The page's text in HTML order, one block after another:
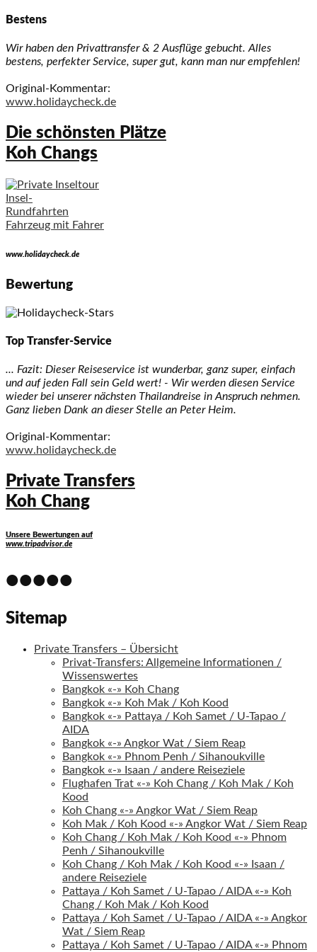
Bestens
Wir haben den Privattransfer & 2 Ausflüge gebucht. Alles
bestens, perfekter Service, super gut, kann man nur empfehlen!
Original-Kommentar:
www.holidaycheck.de
Die schönsten Plätze
Koh Changs
Insel-
Rundfahrten
Fahrzeug mit Fahrer
www.holidaycheck.de
Bewertung
Top Transfer-Service
... Fazit: Dieser Reiseservice ist wunderbar, ganz super, einfach
und auf jeden Fall sein Geld wert! - Wir werden diesen Service
wieder bei unserer nächsten Thailandreise in Anspruch nehmen.
Ganz lieben Dank an dieser Stelle an Peter Heim.
Original-Kommentar:
www.holidaycheck.de
Private Transfers
Koh Chang
Unsere Bewertungen auf
www.tripadvisor.de
•••••
Sitemap
Private Transfers – Übersicht
Privat-Transfers: Allgemeine Informationen /
Wissenswertes
Bangkok «-» Koh Chang
Bangkok «-» Koh Mak / Koh Kood
Bangkok «-» Pattaya / Koh Samet / U-Tapao /
AIDA
Bangkok «-» Angkor Wat / Siem Reap
Bangkok «-» Phnom Penh / Sihanoukville
Bangkok «-» Isaan / andere Reiseziele
Flughafen Trat «-» Koh Chang / Koh Mak / Koh
Kood
Koh Chang «-» Angkor Wat / Siem Reap
Koh Mak / Koh Kood «-» Angkor Wat / Siem Reap
Koh Chang / Koh Mak / Koh Kood «-» Phnom
Penh / Sihanoukville
Koh Chang / Koh Mak / Koh Kood «-» Isaan /
andere Reiseziele
Pattaya / Koh Samet / U-Tapao / AIDA «-» Koh
Chang / Koh Mak / Koh Kood
Pattaya / Koh Samet / U-Tapao / AIDA «-» Angkor
Wat / Siem Reap
Pattaya / Koh Samet / U-Tapao / AIDA «-» Phnom